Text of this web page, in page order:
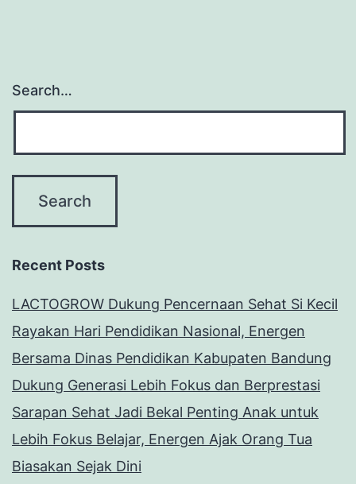
Search…
Recent Posts
LACTOGROW Dukung Pencernaan Sehat Si Kecil
Rayakan Hari Pendidikan Nasional, Energen
Bersama Dinas Pendidikan Kabupaten Bandung
Dukung Generasi Lebih Fokus dan Berprestasi
Sarapan Sehat Jadi Bekal Penting Anak untuk
Lebih Fokus Belajar, Energen Ajak Orang Tua
Biasakan Sejak Dini